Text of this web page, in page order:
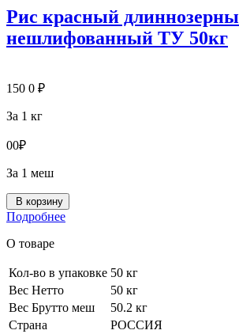
Рис красный
нешлифованный ТУ 50кг
150 0 ₽
За 1 кг
00₽
За 1 меш
В корзину
Подробнее
О товаре
Кол-во в упаковке 50 кг
Вес Нетто
50 кг
Вес Брутто меш
50.2 кг
Страна
РОССИЯ